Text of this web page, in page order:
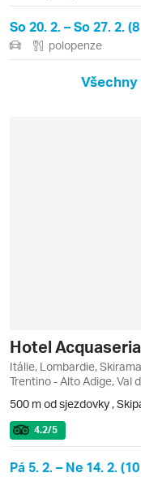
So 20. 2. – So 27. 2.
polopenze
Hotel Acquaseria
Itálie, Lombardie,
Trentino - Alto Adige, Val
500 m od sjezdovky ,
4.2/5
Pá 5. 2. – Ne 14. 2.